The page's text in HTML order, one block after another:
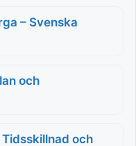
– Svenska
och
Tidsskillnad och